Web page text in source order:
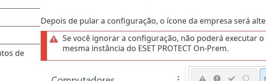
Depois de pular a configuração, o ícone da empresa será
Se você ignorar a configuração, não poderá executar o
mesma instância do ESET PROTECT On-Prem.